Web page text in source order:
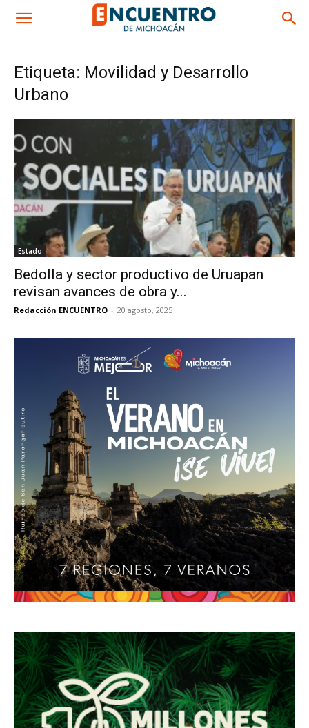
Etiqueta: Movilidad y Desarrollo
Urbano
Estado
Bedolla y sector productivo de Uruapan
revisan avances de obra y...
Redacción ENCUENTRO - 20 agosto, 2025